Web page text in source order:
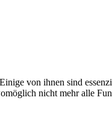
von ihnen sind
nicht mehr alle